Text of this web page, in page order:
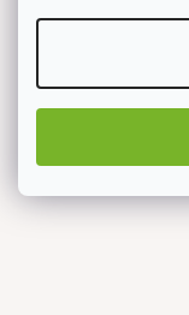
Noviteti